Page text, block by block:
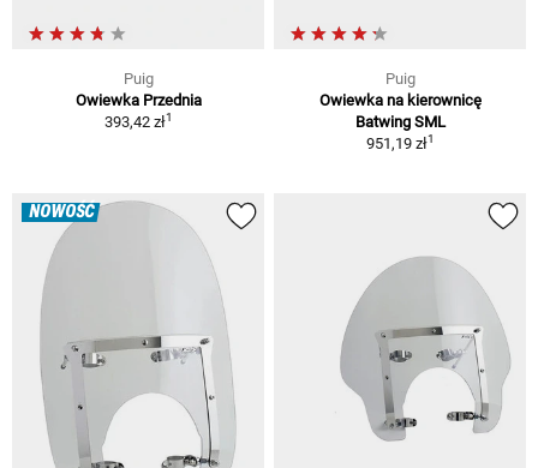
Puig
Owiewka Przednia
393,42 zł1
Puig
Owiewka na kierownicę
Batwing SML
951,19 zł1
NOWOŚĆ